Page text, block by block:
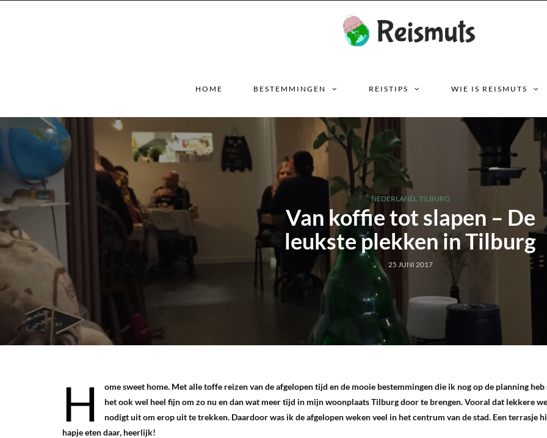
HOME BESTEMMINGEN REISTIPS WIE IS REISMUTS
NEDERLAND, TILBURG
Van koffie tot slapen – De
leukste plekken in Tilburg
25 JUNI 2017
H
ome sweet home. Met alle toffe reizen van de afgelopen tijd en de mooie bestemmingen die ik nog op de planning heb
het ook wel heel fijn om zo nu en dan wat meer tijd in mijn woonplaats Tilburg door te brengen. Vooral dat lekkere
nodigt uit om erop uit te trekken. Daardoor was ik de afgelopen weken veel in het centrum van de stad. Een terrasje
hapje eten daar, heerlijk!